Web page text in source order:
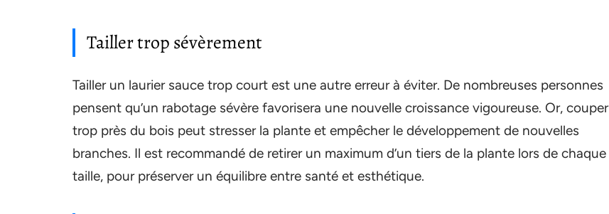
Tailler trop sévèrement
Tailler un laurier sauce trop court est une autre erreur à éviter. De nombreuses personnes
pensent qu’un rabotage sévère favorisera une nouvelle croissance vigoureuse. Or, couper
trop près du bois peut stresser la plante et empêcher le développement de nouvelles
branches. Il est recommandé de retirer un maximum d’un tiers de la plante lors de chaque
taille, pour préserver un équilibre entre santé et esthétique.